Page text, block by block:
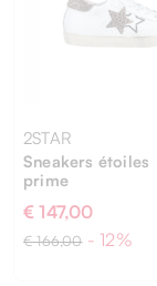
2STAR
Sneakers étoiles
prime
€ 147,00
€ 166,00 - 12%